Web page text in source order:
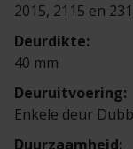
Veelgestelde
Brochures
Technische
Veelgestelde
2015, 2115 en
Deurdikte:
40 mm
Deuruitvoering:
Enkele deur
Duurzaamheid: